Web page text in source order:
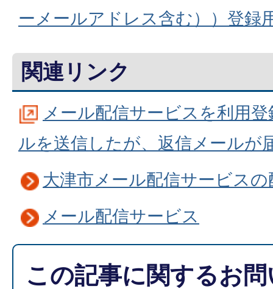
ーメールアドレス含む））登録
関連リンク
メール配信サービスを利用
ルを送信したが、返信メールが
大津市メール配信サービス
メール配信サービス
この記事に関するお